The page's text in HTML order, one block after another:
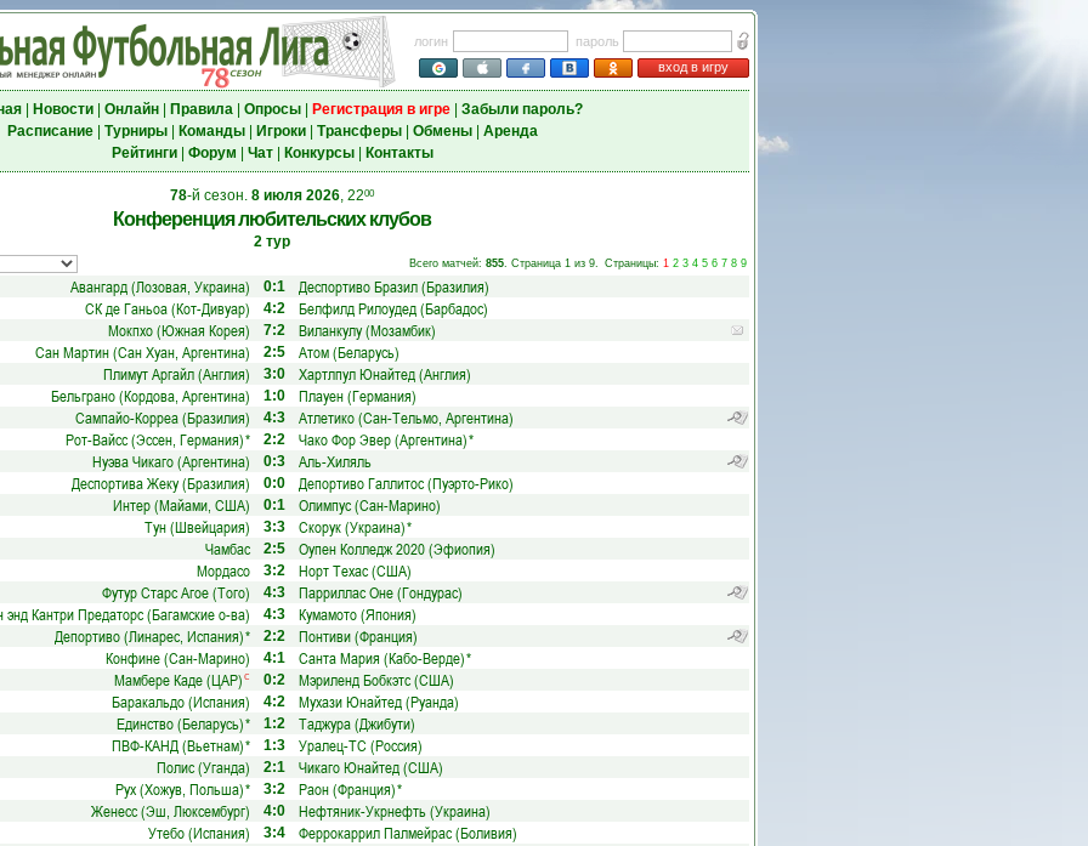
логин
пароль
вход в игру
| Новости| Онлайн| Правила| Опросы| Регистрация в игре| Забыли пароль?
Расписание| Турниры| Команды| Игроки| Трансферы| Обмены| Аренда
Рейтинги| Форум Чат| Конкурсы| Контакты
78-й сезон. 8 июля 2026, 2200
Конференция любительских клубов
2 тур
Всего матчей: 855. Страница 1 из 9. Страницы: 1 2 3 4 5 6 7 8 9
Авангард (Лозовая, Украина) 0:1
Деспортиво Бразил (Бразилия)
СК де Ганьоа (Кот-Дивуар)
4:2
Белфилд Рилоудед (Барбадос)
Мокпхо (Южная Корея)
7:2
Виланкулу (Мозамбик)
Сан Мартин (Сан Хуан, Аргентина)
2:5
Атом (Беларусь)
Плимут Аргайл (Англия)
3:0
Хартлпул Юнайтед (Англия)
Бельграно (Кордова, Аргентина)
1:0
Плауен (Германия)
Сампайо-Корреа (Бразилия)
4:3
Атлетико (Сан-Тельмо, Аргентина)
Рот-Вайсс (Эссен, Германия)* 2:2 Чако Фор Эвер (Аргентина)*
Нуэва Чикаго (Аргентина)
0:3
Аль-Хиляль
Деспортива Жеку (Бразилия)
0:0
Депортиво Галлитос (Пуэрто-Рико)
Интер (Майами, США)
0:1
Олимпус (Сан-Марино)
Тун (Швейцария)
3:3 Скорук (Украина)*
Чамбас
2:5
Оупен Колледж 2020 (Эфиопия)
Мордасо
3:2
Норт Техас (США)
Футур Старс Агое (Того)
4:3
Парриллас Оне (Гондурас)
энд Кантри Предаторс (Багамские о-ва)
4:3
Кумамото (Япония)
Депортиво (Линарес, Испания)* 2:2
Понтиви (Франция)
Конфине (Сан-Марино)
4:1 Санта Мария (Кабо-Верде)*
Мамбере Каде (ЦАР) с 0:2
Мэриленд Бобкэтс (США)
Баракальдо (Испания)
4:2
Мухази Юнайтед (Руанда)
Единство (Беларусь)* 1:2
Таджура (Джибути)
ПВФ-КАНД (Вьетнам)* 1:3
Уралец-ТС (Россия)
Полис (Уганда)
2:1
Чикаго Юнайтед (США)
Рух (Хожув, Польша)* 3:2 Раон (Франция)*
Женесс (Эш, Люксембург)
4:0
Нефтяник-Укрнефть (Украина)
Утебо (Испания)
3:4
Феррокаррил Палмейрас (Боливия)